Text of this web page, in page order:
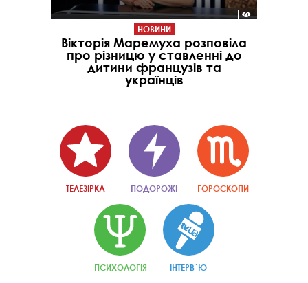
НОВИНИ
Вікторія Маремуха розповіла
про різницю у ставленні до
дитини французів та
українців
ТЕЛЕЗІРКА ПОДОРОЖІ ГОРОСКОПИ
ПСИХОЛОГІЯ ІНТЕРВ`Ю